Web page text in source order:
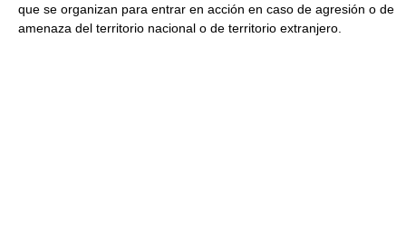
que se organizan para entrar en acción en caso de agresión o de
amenaza del territorio nacional o de territorio extranjero.